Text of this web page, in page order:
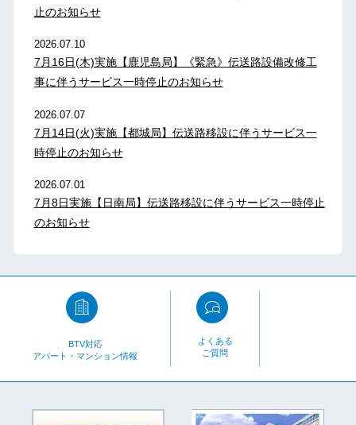
止のお知らせ
2026.07.10
7月16日(木)実施【鹿児島局】《緊急》伝送路設備改修工
事に伴うサービス一時停止のお知らせ
2026.07.07
7月14日(火)実施【都城局】伝送路移設に伴うサービス一
時停止のお知らせ
2026.07.01
7月8日実施【日南局】伝送路移設に伴うサービス一時停止
のお知らせ
BTV対応
アパート・マンション情報
よくある
ご質問